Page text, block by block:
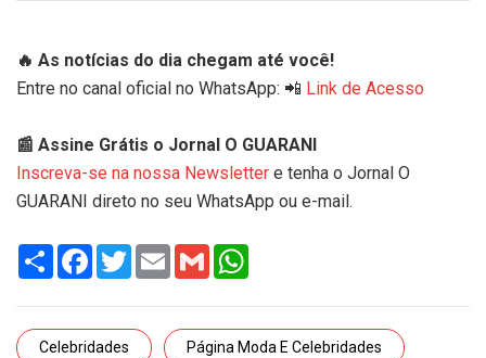
🔥 As notícias do dia chegam até você!
Entre no canal oficial no WhatsApp: 📲 Link de Acesso
📰 Assine Grátis o Jornal O GUARANI
Inscreva-se na nossa Newsletter e tenha o Jornal O
GUARANI direto no seu WhatsApp ou e-mail.
Share Facebook
TwitterEmail Gmail
Celebridades Página Moda E Celebridades